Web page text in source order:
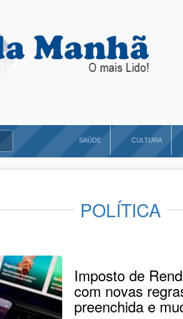
SAÚDE CULTURA
POLÍTICA
Imposto de
com novas
preenchida e